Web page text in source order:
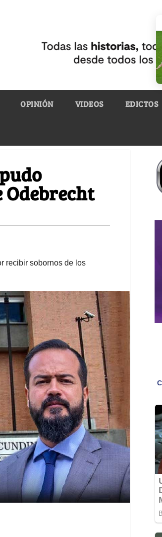
OPINIÓN VIDEOS EDICTOS
recibir sobornos de los